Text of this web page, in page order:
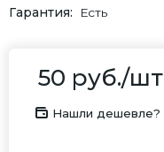
Гарантия
Есть
50 руб./шт
Нашли дешевле?